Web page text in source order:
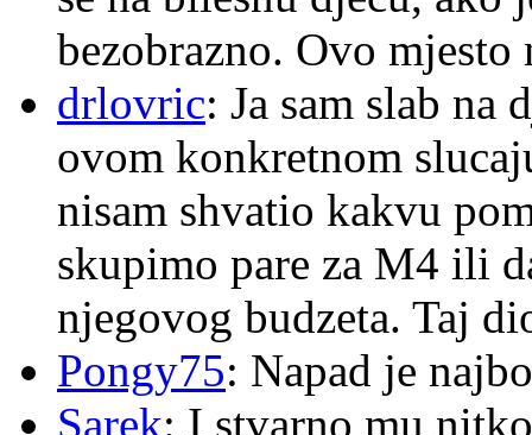
bezobrazno. Ovo
drlovric: Ja sam slab na
ovom konkretnom
nisam shvatio kakvu
skupimo pare za M4 ili
njegovog budzeta. Taj
Pongy75: Napad je
Sarek: I stvarno mu